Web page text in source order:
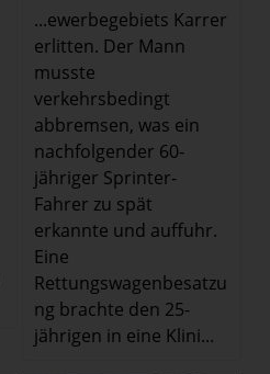
...ewerbegebiets Karrer
erlitten. Der Mann
musste
verkehrsbedingt
abbremsen, was ein
nachfolgender 60-
jähriger Sprinter-
Fahrer zu spät
erkannte und auffuhr.
Eine
Rettungswagenbesatzu
ng brachte den 25-
jährigen in eine Klini...